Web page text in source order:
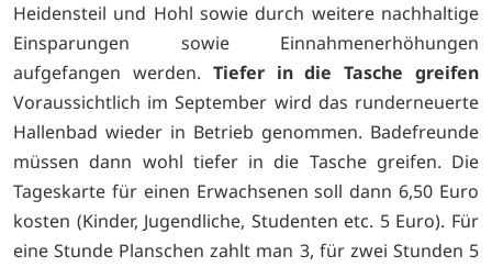
Heidensteil und Hohl sowie durch weitere nachhaltige
Einsparungen sowie Einnahmenerhöhungen
aufgefangen werden. Tiefer in die Tasche greifen
Voraussichtlich im September wird das runderneuerte
Hallenbad wieder in Betrieb genommen. Badefreunde
müssen dann wohl tiefer in die Tasche greifen. Die
Tageskarte für einen Erwachsenen soll dann 6,50 Euro
kosten (Kinder, Jugendliche, Studenten etc. 5 Euro). Für
eine Stunde Planschen zahlt man 3, für zwei Stunden 5